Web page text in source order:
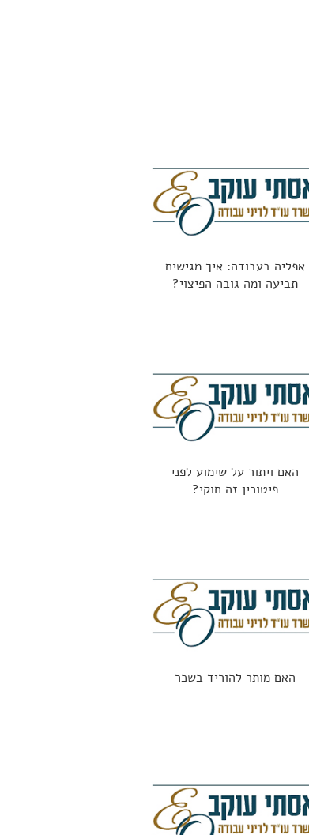
אפליה בעבודה: איך מגישים
תביעה ומה גובה הפיצוי?
האם ויתור על שימוע לפני
פיטורין זה חוקי?
האם מותר להוריד בשכר